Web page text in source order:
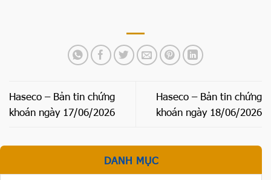
Haseco – Bản tin chứng
khoán ngày 17/06/2026
Haseco – Bản tin chứng
khoán ngày 18/06/2026
DANH MỤC